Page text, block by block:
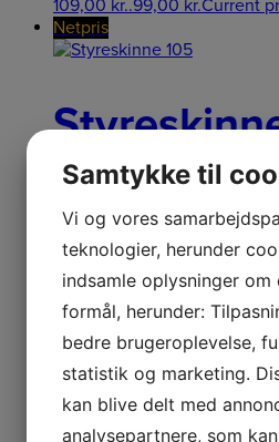
109,00 kr..99,00 kr.Current
Netpris
109,00 kr..99,00kr.Current
Netpris
Gummi
GUMMID?MPER 119,00kr.
119,00 kr..109,00kr. Current
Samtykke til
Vi og vores
teknologier, herunder
indsamle oplysninger
formål, herunder:
bedre brugeroplevelse,
statistik og marketing.
kan blive delt med
analysepartnere, som